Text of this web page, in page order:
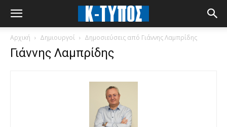
Αρχική Δημιουργοί Δημοσιεύσεις από Γιάννης Λαμπρίδης
Γιάννης Λαμπρίδης